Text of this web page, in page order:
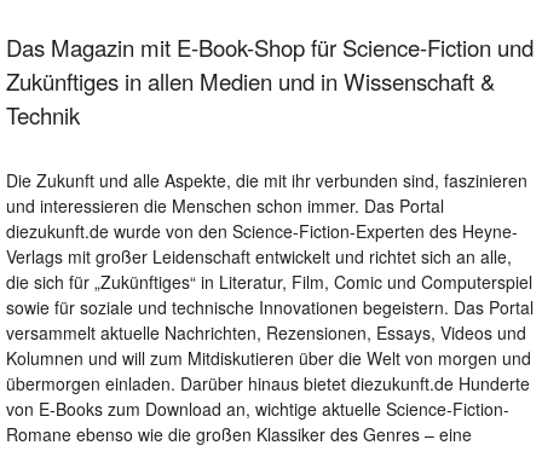
Das Magazin mit E-Book-Shop für Science-Fiction und
Zukünftiges in allen Medien und in Wissenschaft &
Technik
Die Zukunft und alle Aspekte, die mit ihr verbunden sind, faszinieren
und interessieren die Menschen schon immer. Das Portal
diezukunft.de wurde von den Science-Fiction-Experten des Heyne-
Verlags mit großer Leidenschaft entwickelt und richtet sich an alle,
die sich für „Zukünftiges“ in Literatur, Film, Comic und Computerspiel
sowie für soziale und technische Innovationen begeistern. Das Portal
versammelt aktuelle Nachrichten, Rezensionen, Essays, Videos und
Kolumnen und will zum Mitdiskutieren über die Welt von morgen und
übermorgen einladen. Darüber hinaus bietet diezukunft.de Hunderte
von E-Books zum Download an, wichtige aktuelle Science-Fiction-
Romane ebenso wie die großen Klassiker des Genres – eine